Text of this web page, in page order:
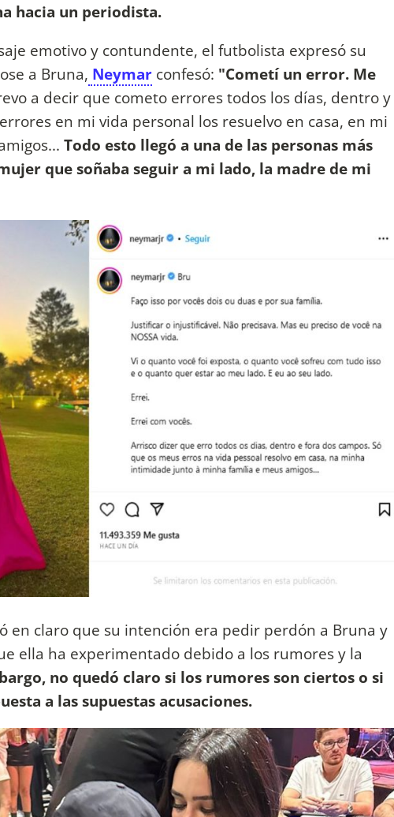
hacia un periodista.
emotivo y contundente, el futbolista expresó su
a Bruna, Neymar confesó: "Cometí un error. Me
a decir que cometo errores todos los días, dentro y
en mi vida personal los resuelvo en casa, en mi
Todo esto llegó a una de las personas más
que soñaba seguir a mi lado, la madre de mi
en claro que su intención era pedir perdón a Bruna y
ella ha experimentado debido a los rumores y la
no quedó claro si los rumores son ciertos o si
a las supuestas acusaciones.